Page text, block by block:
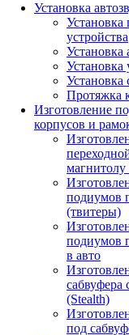
Установка
Установка
устройства
Установка
Установка
Установка
Протяжка
Изготовление
корпусов и
подиумов
(твитеры)
подиумов
в авто
сабвуфера
(Stealth)
под